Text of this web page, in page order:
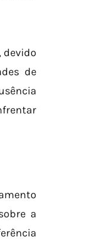
devido
de
a